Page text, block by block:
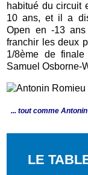
habitué du circuit
10 ans, et il a
Open en -13
franchir les deux
1/8ème de
Samuel Osborne-
... tout comme
LE